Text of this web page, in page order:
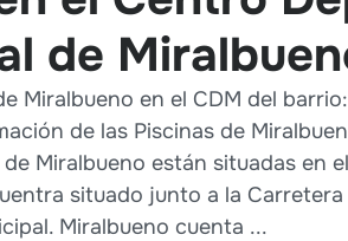
de
Miralbueno en el CDM del
de las Piscinas de
Miralbueno están situadas en
situado junto a la
Miralbueno cuenta ...